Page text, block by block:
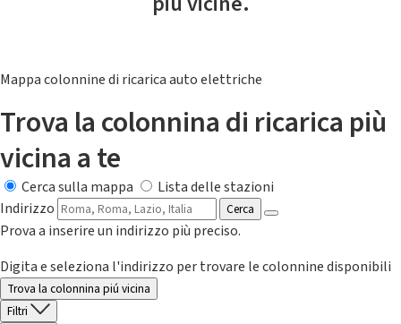
Mappa colonnine di ricarica auto elettriche
Trova la colonnina di ricarica più
vicina a te
Cerca sulla mappa
Lista delle stazioni
Indirizzo
Cerca
Prova a inserire un indirizzo più preciso.
Digita e seleziona l'indirizzo per trovare le colonnine disponibili
Trova la colonnina piú vicina
Filtri